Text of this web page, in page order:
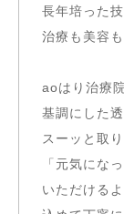
長年培った
治療も美容
aoはり治療
基調にした
スーッと取
「元気にな
いただける